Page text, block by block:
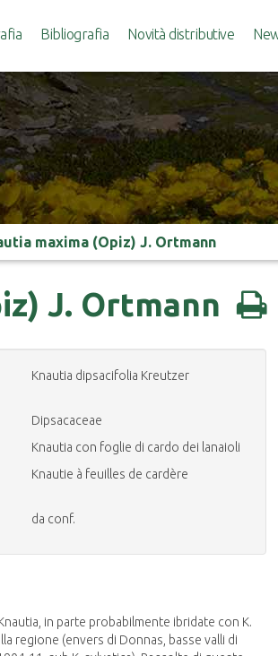
Bibliografia Novità distributive
maxima (Opiz) J. Ortmann
J. Ortmann
Knautia dipsacifolia Kreutzer
Dipsacaceae
Knautia con foglie di cardo dei lanaioli
Knautie à feuilles de cardère
da conf.
in parte probabilmente ibridate con K.
regione (envers di Donnas, basse valli di